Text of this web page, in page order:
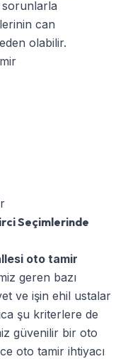
sorunlarla
can
olabilir.
Seçimlerinde
oto tamir
geren bazı
ve işin ehil ustalar
şu kriterlere de
güvenilir bir oto
oto tamir ihtiyacı